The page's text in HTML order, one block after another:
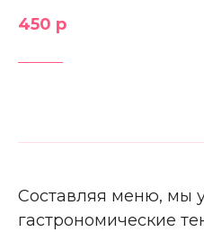
450 р
Составляя меню, мы
гастрономические